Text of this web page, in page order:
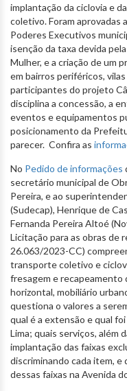
implantação da ciclovia e
coletivo. Foram aprovadas
Poderes Executivos
isenção da taxa devida
Mulher, e a criação de um
em bairros periféricos,
participantes do projeto
disciplina a concessão, a
eventos e equipamentos
posicionamento da
parecer. Confira as
No Pedido de informações
secretário municipal de
Pereira, e ao
(Sudecap), Henrique de
Fernanda Pereira Altoé
Licitação para as obras de
26.063/2023-CC)
transporte coletivo e
fresagem e recapeamento
horizontal, mobiliário
questiona o valores a
qual é a extensão e qual
Lima; quais serviços, além
implantação das faixas
discriminando cada item,
dessas faixas na Avenida